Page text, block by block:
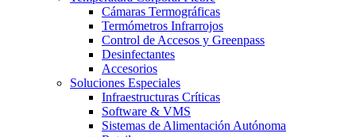
Cámaras Termográficas
Termómetros Infrarrojos
Control de Accesos y Greenpass
Desinfectantes
Accesorios
Soluciones Especiales
Infraestructuras Críticas
Software & VMS
Sistemas de Alimentación Autónoma